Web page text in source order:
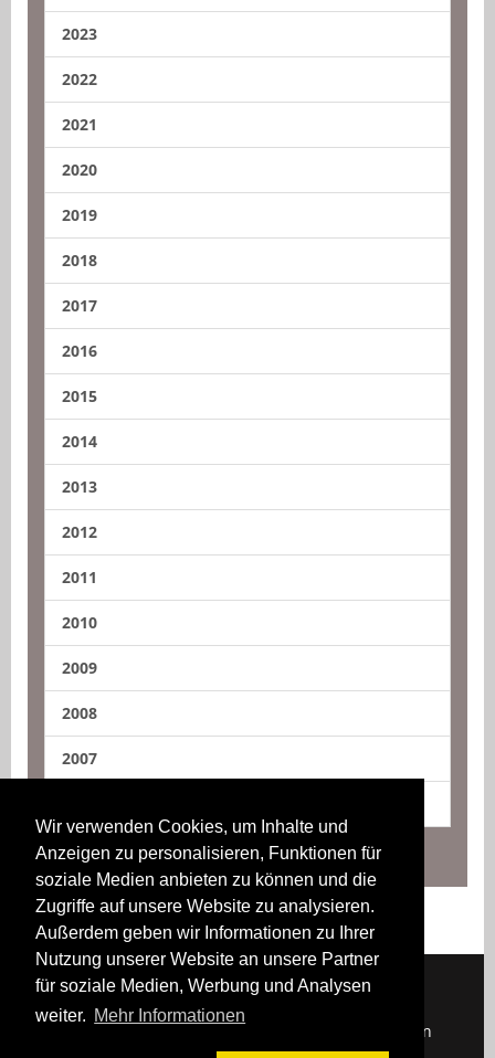
Wir verwenden Cookies, um Inhalte und
Anzeigen zu personalisieren, Funktionen für
soziale Medien anbieten zu können und die
Zugriffe auf unsere Website zu analysieren.
Außerdem geben wir Informationen zu Ihrer
Nutzung unserer Website an unsere Partner
für soziale Medien, Werbung und Analysen
weiter. Mehr Informationen
2023
2022
2021
2020
2019
2018
2017
2016
2015
2014
2013
2012
2011
2010
2009
2008
2007
Downloads Impressum Login